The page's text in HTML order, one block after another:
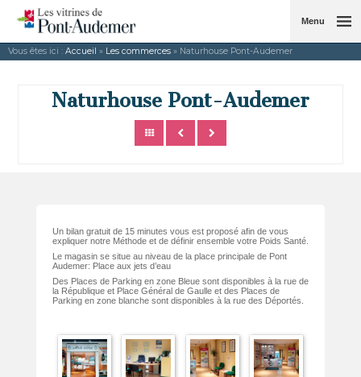
Menu
Vous êtes ici : Accueil » Les commerces » Naturhouse Pont-Audemer
Naturhouse Pont-Audemer
Un bilan gratuit de 15 minutes vous est proposé afin de vous
expliquer notre Méthode et de définir ensemble votre Poids Santé.
Le magasin se situe au niveau de la place principale de Pont
Audemer: Place aux jets d’eau
Des Places de Parking en zone Bleue sont disponibles à la rue de
la République et Place Général de Gaulle et des Places de
Parking en zone blanche sont disponibles à la rue des Déportés.